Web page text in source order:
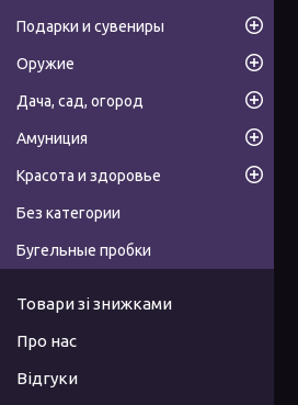
Подарки и сувениры
Оружие
Дача, сад, огород
Амуниция
Красота и здоровье
Без категории
Бугельные пробки
Товари зі знижками
Про нас
Відгуки